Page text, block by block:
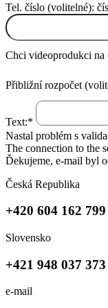
Tel. číslo (volitelné):
Chci videoprodukci na
Přibližní rozpočet
Text:*
Nastal problém s
The connection to the
Ďekujeme, e-mail byl
Česká Republika
+420 604 162 799
Slovensko
+421 948 037 373
e-mail